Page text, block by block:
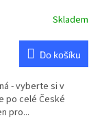
Skladem
Do košíku
- vyberte si v
po celé České
pro...